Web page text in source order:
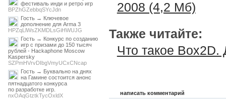
2008 (4,2 Мб)
Также читайте:
Что такое Box2D.
написать комментарий
фестиваль инди и ретро игр
BPZhGZebbqSYcJdn
Гость → Ключевое
дополнение для Arma 3
HPZqLlWsZKMDLsGiHWUJG
Гость → Конкурс по созданию
игр с призами до 150 тысяч
рублей - Hackaphone Moscow
Kaspersky
SZPmHVrvDIbgVmyUCxCNcap
Гость → Буквально на днях
на Гамине состоится анонс
пятнадцатого конкурса
по разработке игр.
nxOAqGtztkTycOxldX